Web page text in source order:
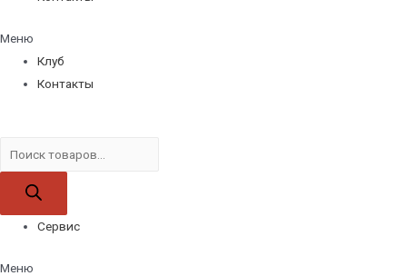
Меню
Клуб
Контакты
товаров
Сервис
Меню